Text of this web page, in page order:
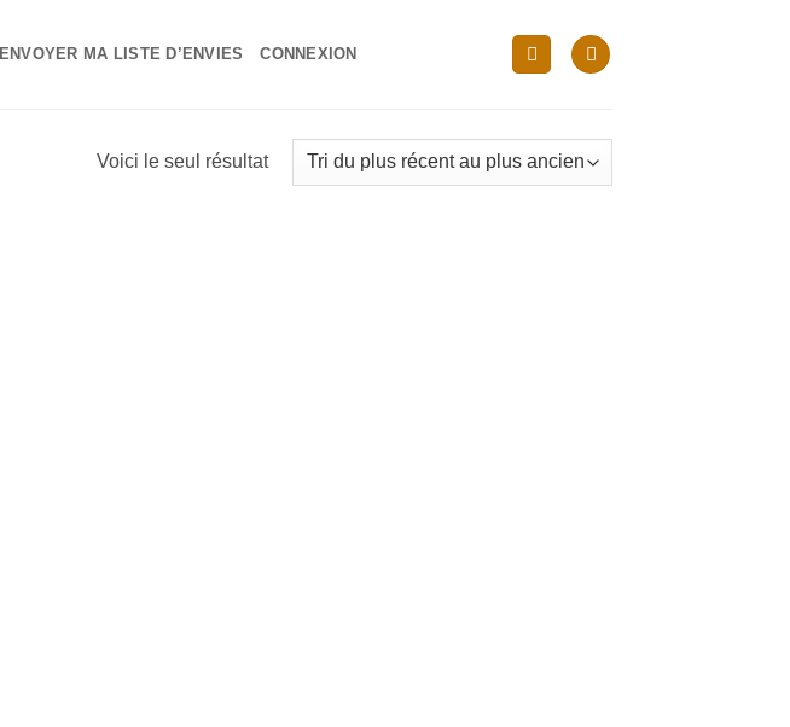
ENVOYER MA LISTE D’ENVIES CONNEXION
Voici le seul résultat